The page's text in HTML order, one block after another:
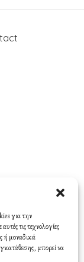
για την
τις τεχνολογίες
ή μοναδικά
μπορεί να